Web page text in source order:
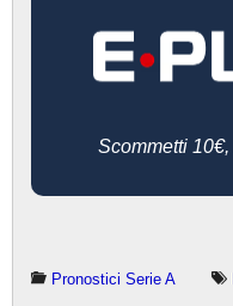
Scommetti 10€,
Pronostici Serie A